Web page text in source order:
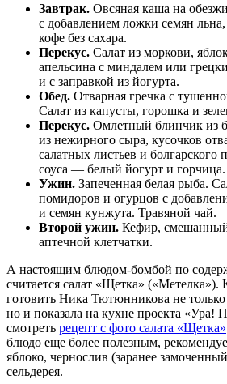
Завтрак. Овсяная каша на
с добавлением ложки семян
кофе без сахара.
Перекус. Салат из моркови,
апельсина с миндалем или
и с заправкой из йогурта.
Обед. Отварная гречка с
Салат из капусты, горошка и
Перекус. Омлетный блинчик из
из нежирного сыра, кусочков
салатных листьев и болгарского
соуса — белый йогурт и горчица.
Ужин. Запеченная белая рыба.
помидоров и огурцов с
и семян кунжута. Травяной чай.
Второй ужин. Кефир,
аптечной клетчатки.
А настоящим блюдом-бомбой по
считается салат «Щетка» («Метелка»).
готовить Ника Тютюнникова не только
но и показала на кухне проекта «Ура!
смотреть рецепт с фото салата «Щетка»
блюдо еще более полезным,
яблоко, чернослив (заранее
сельдерея.